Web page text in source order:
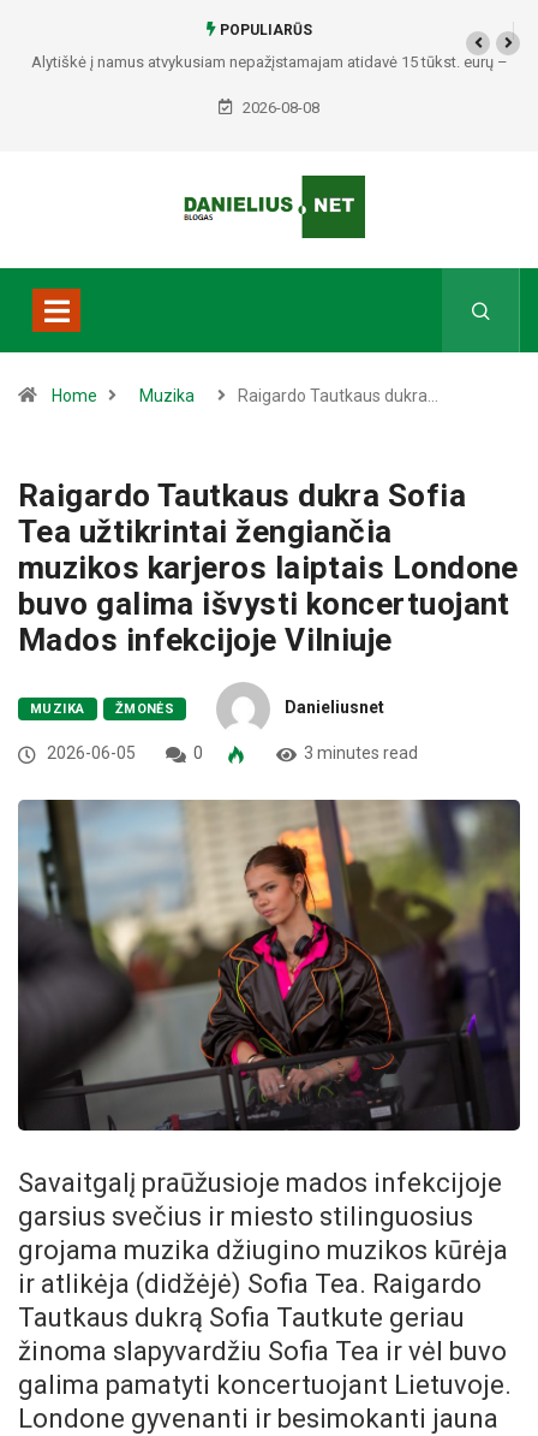
POPULIARŪS
Alytiškė į namus atvykusiam nepažįstamajam atidavė 15 tūkst. eurų –
policija pradėjo tyrimą
2026-08-08
Home Muzika Raigardo Tautkaus dukra…
Raigardo Tautkaus dukra Sofia
Tea užtikrintai žengiančia
muzikos karjeros laiptais Londone
buvo galima išvysti koncertuojant
Mados infekcijoje Vilniuje
MUZIKA ŽMONĖS Danieliusnet
2026-06-05 0 3 minutes read
Savaitgalį praūžusioje mados infekcijoje
garsius svečius ir miesto stilinguosius
grojama muzika džiugino muzikos kūrėja
ir atlikėja (didžėjė) Sofia Tea. Raigardo
Tautkaus dukrą Sofia Tautkute geriau
žinoma slapyvardžiu Sofia Tea ir vėl buvo
galima pamatyti koncertuojant Lietuvoje.
Londone gyvenanti ir besimokanti jauna